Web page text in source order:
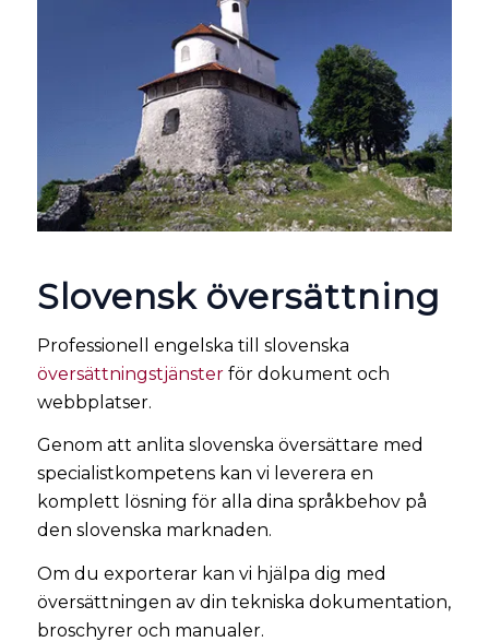
Slovensk översättning
Professionell engelska till slovenska
översättningstjänsterför dokument och
webbplatser.
Genom att anlita slovenska översättare med
specialistkompetens kan vi leverera en
komplett lösning för alla dina språkbehov på
den slovenska marknaden.
Om du exporterar kan vi hjälpa dig med
översättningen av din tekniska dokumentation,
broschyrer och manualer.